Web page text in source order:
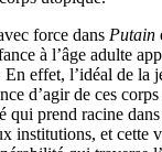
force dans Putain
à l’âge adulte
effet, l’idéal de la
d’agir de ces
prend racine
institutions, et